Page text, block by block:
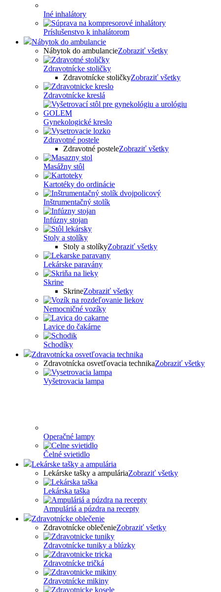
Iné inhalátory
Príslušenstvo k inhalátorom
Nábytok do ambulancie
Nábytok do ambulancieZobraziť všetky
Zdravotnícke stoličky
Zdravotnícke stoličkyZobraziť všetky
Zdravotnícke kreslá
Gynekologické kreslo
Zdravotné postele
Zdravotné posteleZobraziť všetky
Masážny stôl
Kartotéky do ordinácie
Inštrumentačný stolík
Infúzny stojan
Stoly a stolíky
Stoly a stolíkyZobraziť všetky
Lekárske paravány
Skrine
SkrineZobraziť všetky
Nemocničné vozíky
Lavice do čakárne
Schodíky
Zdravotnícka osvetľovacia technika
Zdravotnícka osvetľovacia technikaZobraziť všetky
Vyšetrovacia lampa
Operačné lampy
Čelné svietidlo
Lekárske tašky a ampulária
Lekárske tašky a ampuláriaZobraziť všetky
Lekárska taška
Ampuláriá a púzdra na recepty
Zdravotnícke oblečenie
Zdravotnícke oblečenieZobraziť všetky
Zdravotnícke tuniky a blúzky
Zdravotnícke tričká
Zdravotnícke mikiny